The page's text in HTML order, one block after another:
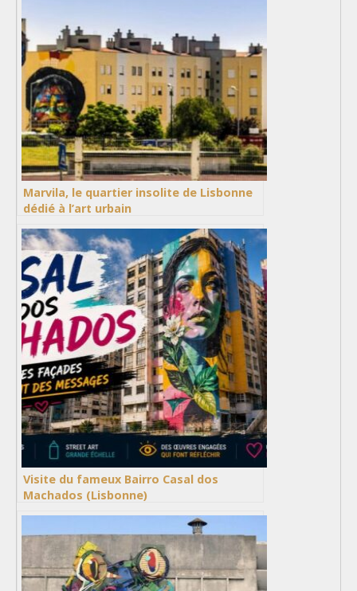
Marvila, le quartier insolite de Lisbonne
dédié à l’art urbain
Visite du fameux Bairro Casal dos
Machados (Lisbonne)